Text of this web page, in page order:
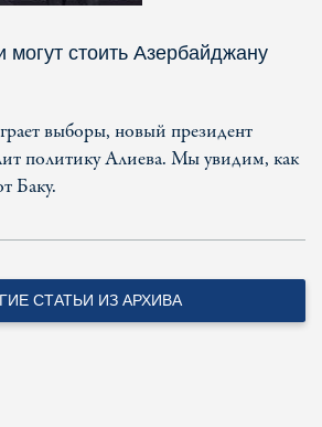
стоить Азербайджану
выборы, новый президент
политику Алиева. Мы увидим, как
Баку.
СТАТЬИ ИЗ АРХИВА